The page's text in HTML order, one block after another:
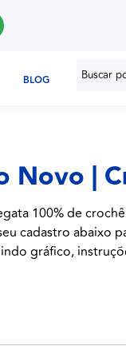
BLOG
Novo |
100% de
cadastro abaixo
gráfico,